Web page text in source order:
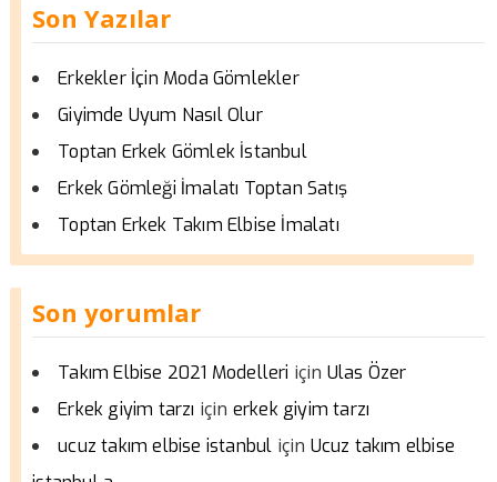
Son Yazılar
Erkekler İçin Moda Gömlekler
Giyimde Uyum Nasıl Olur
Toptan Erkek Gömlek İstanbul
Erkek Gömleği İmalatı Toptan Satış
Toptan Erkek Takım Elbise İmalatı
Son yorumlar
Takım Elbise 2021 Modelleri için Ulas Özer
Erkek giyim tarzı için erkek giyim tarzı
ucuz takım elbise istanbul için Ucuz takım elbise